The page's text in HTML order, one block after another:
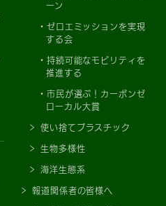
ーン
ゼロエミッションを実現
する会
持続可能なモビリティを
推進する
市民が選ぶ！カーボンゼ
ローカル大賞
使い捨てプラスチック
生物多様性
海洋生態系
報道関係者の皆様へ